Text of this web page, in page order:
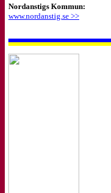
Nordanstigs Kommun:
www.nordanstig.se >>